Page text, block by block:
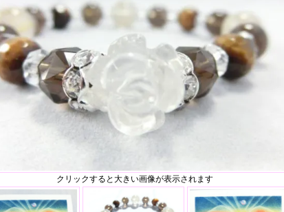
クリックすると大きい画像が表示されます